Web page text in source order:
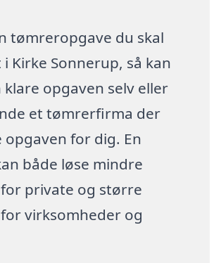
tømreropgave du skal
Kirke Sonnerup, så kan
opgaven selv eller
et tømrerfirma der
opgaven for dig. En
både løse mindre
private og større
virksomheder og